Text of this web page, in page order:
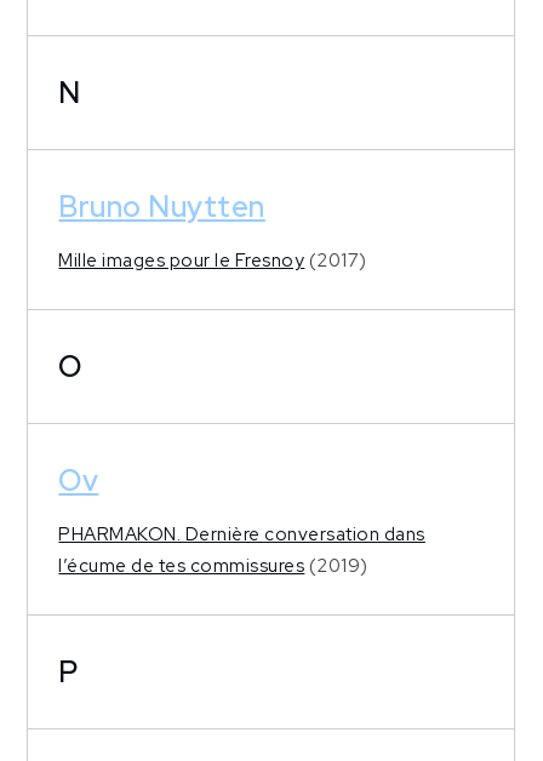
N
Bruno Nuytten
Mille images pour le Fresnoy (2017)
O
Ov
PHARMAKON. Dernière conversation dans
l’écume de tes commissures (2019)
P